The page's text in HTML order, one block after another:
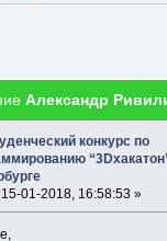
Александр
конкурс по
15-01-2018, 16:58:53 »